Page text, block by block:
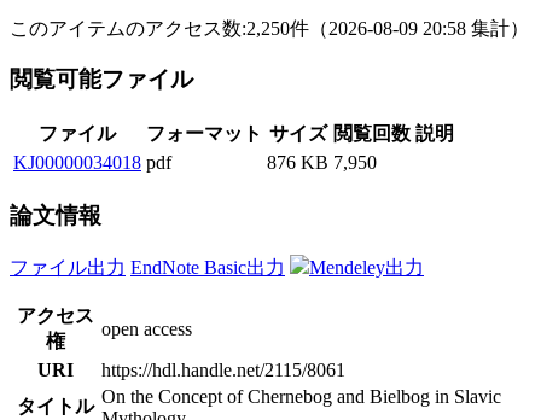
このアイテムのアクセス数:2,250件 （2026-08-09 20:58 集計）
閲覧可能ファイル
ファイル フォーマット サイズ 閲覧回数 説明
KJ00000034018 pdf 876 KB 7,950
論文情報
ファイル出力 EndNote Basic出力 Mendeley出力
アクセス
権
open access
URI
https://hdl.handle.net/2115/8061
タイトル On the Concept of Chernebog and Bielbog in Slavic